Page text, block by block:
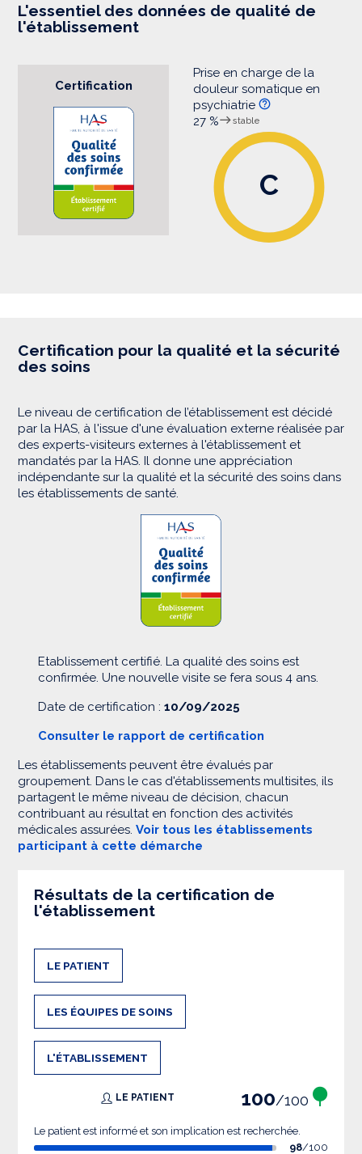
L'essentiel des données de qualité de
l'établissement
Certification
Prise en charge de la
douleur somatique en
psychiatrie
27 %
stable
C
Certification pour la qualité et la sécurité
des soins
Le niveau de certification de l’établissement est décidé
par la HAS, à l'issue d'une évaluation externe réalisée par
des experts-visiteurs externes à l'établissement et
mandatés par la HAS. Il donne une appréciation
indépendante sur la qualité et la sécurité des soins dans
les établissements de santé.
Etablissement certifié. La qualité des soins est
confirmée. Une nouvelle visite se fera sous 4 ans.
Date de certification : 10/09/2025
Consulter le rapport de certification
Les établissements peuvent être évalués par
groupement. Dans le cas d'établissements multisites, ils
partagent le même niveau de décision, chacun
contribuant au résultat en fonction des activités
médicales assurées. Voir tous les établissements
participant à cette démarche
Résultats de la certification de
l'établissement
LE PATIENT
LES ÉQUIPES DE SOINS
L'ÉTABLISSEMENT
LE PATIENT 100/100
Le patient est informé et son implication est recherchée.
98/100